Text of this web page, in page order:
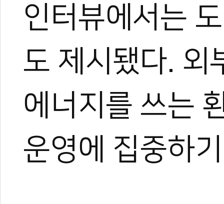
인터뷰에서는
도 제시됐다. 외
에너지를 쓰는
운영에 집중하